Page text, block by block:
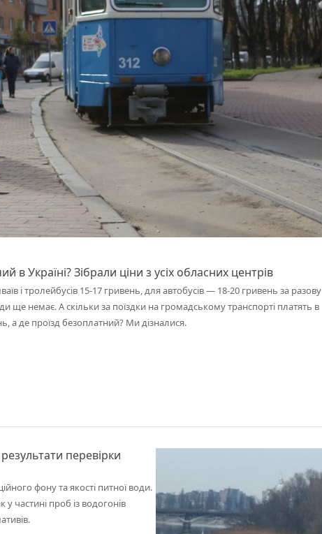
Україні? Зібрали ціни з усіх обласних центрів
і тролейбусів 15-17 гривень, для автобусів — 18-20 гривень за разову
ще немає. А скільки за поїздки на громадському транспорті платять в
а де проїзд безоплатний? Ми дізналися.
перевірки
фону та якості питної води.
частині проб із водогонів